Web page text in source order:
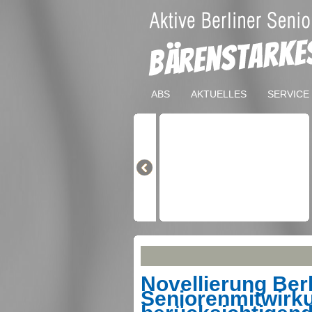
ABS AKTUELLES SERVICE
Novellierung